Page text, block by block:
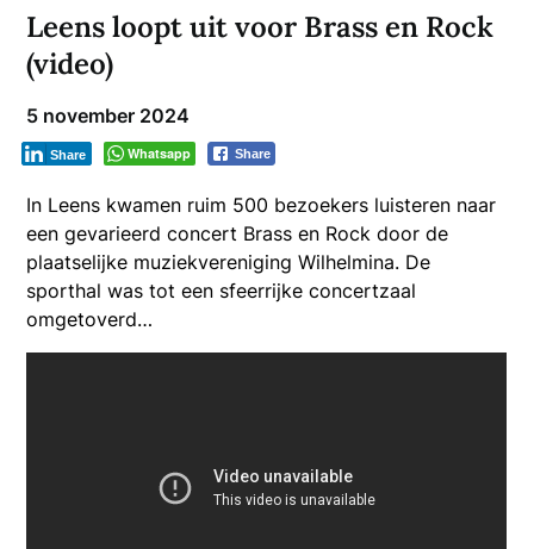
Leens loopt uit voor Brass en Rock
(video)
5 november 2024
Whatsapp Share
Share
In Leens kwamen ruim 500 bezoekers luisteren naar
een gevarieerd concert Brass en Rock door de
plaatselijke muziekvereniging Wilhelmina. De
sporthal was tot een sfeerrijke concertzaal
omgetoverd…